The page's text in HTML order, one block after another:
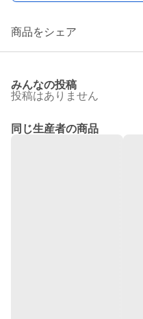
商品をシェア
みんなの投稿
投稿はありません
同じ生産者の商品